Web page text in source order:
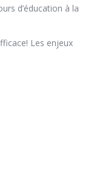
d’éducation à la
Les enjeux